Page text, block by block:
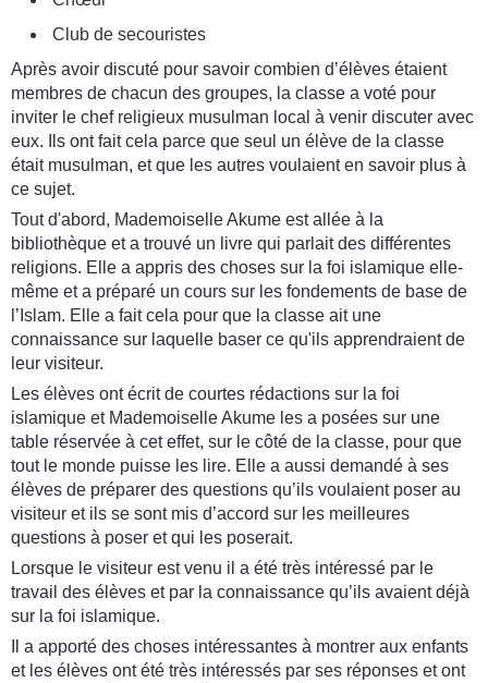
Club de secouristes
Après avoir discuté pour savoir combien d’élèves étaient
membres de chacun des groupes, la classe a voté pour
inviter le chef religieux musulman local à venir discuter avec
eux. Ils ont fait cela parce que seul un élève de la classe
était musulman, et que les autres voulaient en savoir plus à
ce sujet.
Tout d'abord, Mademoiselle Akume est allée à la
bibliothèque et a trouvé un livre qui parlait des différentes
religions. Elle a appris des choses sur la foi islamique elle-
même et a préparé un cours sur les fondements de base de
l’Islam. Elle a fait cela pour que la classe ait une
connaissance sur laquelle baser ce qu'ils apprendraient de
leur visiteur.
Les élèves ont écrit de courtes rédactions sur la foi
islamique et Mademoiselle Akume les a posées sur une
table réservée à cet effet, sur le côté de la classe, pour que
tout le monde puisse les lire. Elle a aussi demandé à ses
élèves de préparer des questions qu’ils voulaient poser au
visiteur et ils se sont mis d’accord sur les meilleures
questions à poser et qui les poserait.
Lorsque le visiteur est venu il a été très intéressé par le
travail des élèves et par la connaissance qu’ils avaient déjà
sur la foi islamique.
Il a apporté des choses intéressantes à montrer aux enfants
et les élèves ont été très intéressés par ses réponses et ont